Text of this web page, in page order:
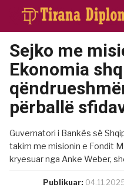
Sejko me
Ekonomia
përballë
Guvernatori i Bankës së
takim me misionin e Fondit
kryesuar nga Anke Weber,
Publikuar: